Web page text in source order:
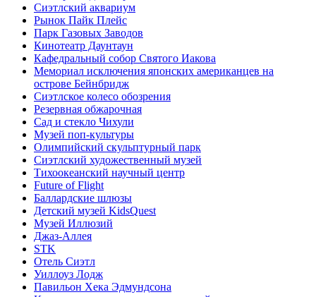
Сиэтлский аквариум
Рынок Пайк Плейс
Парк Газовых Заводов
Кинотеатр Даунтаун
Кафедральный собор Святого Иакова
Мемориал исключения японских американцев на
острове Бейнбридж
Сиэтлское колесо обозрения
Резервная обжарочная
Сад и стекло Чихули
Музей поп-культуры
Олимпийский скульптурный парк
Сиэтлский художественный музей
Тихоокеанский научный центр
Future of Flight
Баллардские шлюзы
Детский музей KidsQuest
Музей Иллюзий
Джаз-Аллея
STK
Отель Сиэтл
Уиллоуз Лодж
Павильон Хека Эдмундсона